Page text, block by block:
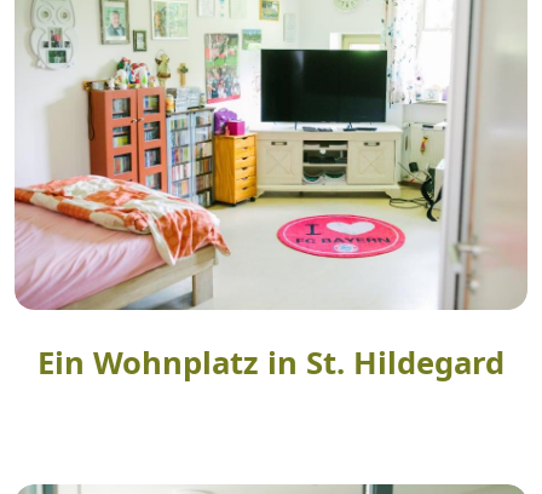
Ein Wohnplatz in St. Hildegard